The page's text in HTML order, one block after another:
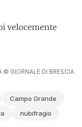
velocemente
© GIORNALE DI BRESCIA
Campo Grande
nubifragio